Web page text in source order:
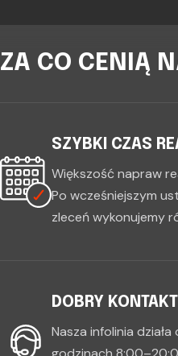
ZA CO CENIĄ
SZYBKI CZAS
Większość napraw
Po wcześniejszym
zleceń wykonujemy
DOBRY
Nasza infolinia